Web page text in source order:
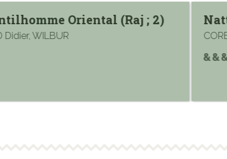
Oriental (Raj ; 2)
Didier, WILBUR